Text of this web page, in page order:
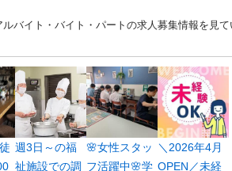
バイト・バイト・パートの求人募集情報を見て
週3日～の福
祉施設での調
🌸女性スタッ
フ活躍中🌸学
＼2026年4月
OPEN／未経